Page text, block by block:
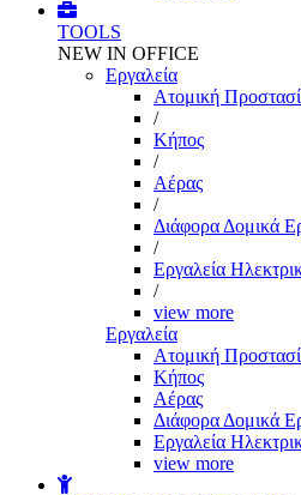
TOOLS
NEW IN OFFICE
Εργαλεία
Aτομική
/
Kήπος
/
Αέρας
/
Διάφορα Δομικά
/
Εργαλεία
/
view more
Εργαλεία
Aτομική
Kήπος
Αέρας
Διάφορα Δομικά
Εργαλεία
view more